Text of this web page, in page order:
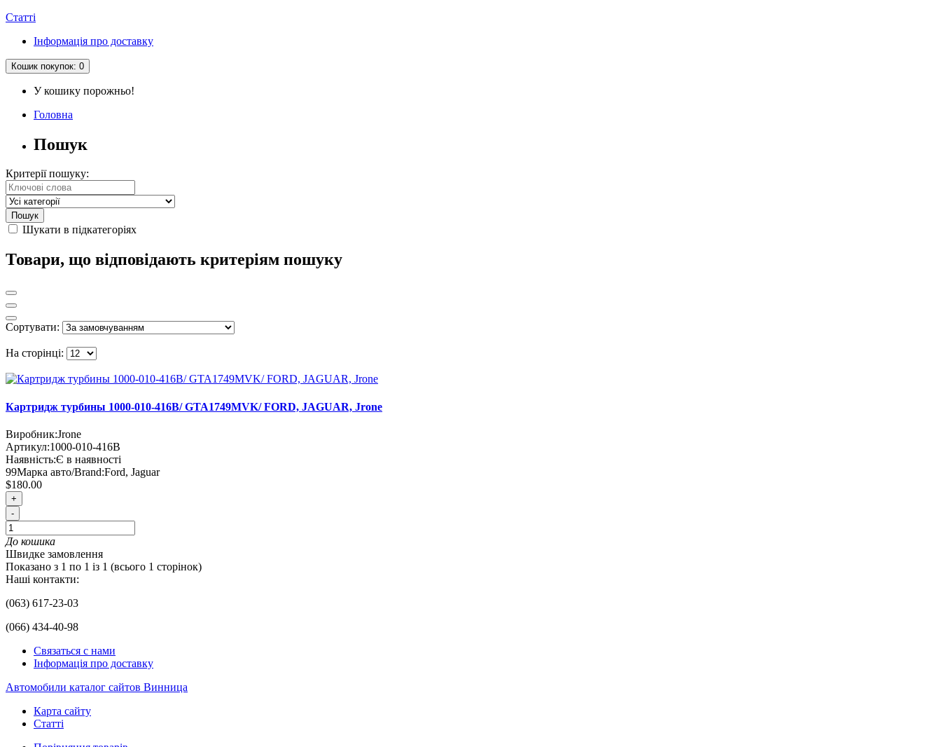
Статті
Інформація про доставку
Кошик покупок: 0
У кошику порожньо!
Головна
Пошук
Критерії пошуку:
Шукати в підкатегоріях
Товари, що відповідають критеріям пошуку
Сортувати:
На сторінці:
Картридж турбины 1000-010-416B/ GTA1749MVK/ FORD, JAGUAR, Jrone
Виробник:Jrone
Артикул:1000-010-416B
Наявність:Є в наявності
99Марка авто/Brand:Ford, Jaguar
$180.00
+
-
До кошика
Швидке замовлення
Показано з 1 по 1 із 1 (всього 1 сторінок)
Наші контакти:
(063) 617-23-03
(066) 434-40-98
Связаться с нами
Інформація про доставку
Автомобили каталог сайтов Винница
Карта сайту
Статті